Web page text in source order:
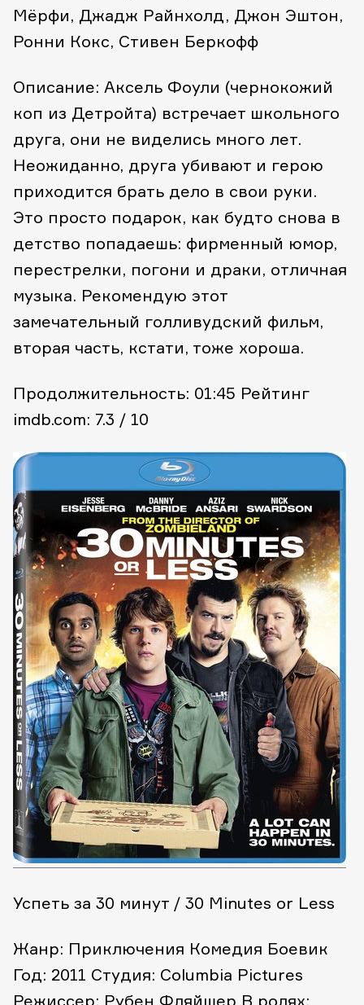
Мёрфи, Джадж Райнхолд, Джон Эштон,
Ронни Кокс, Стивен Беркофф
Описание: Аксель Фоули (чернокожий
коп из Детройта) встречает школьного
друга, они не виделись много лет.
Неожиданно, друга убивают и герою
приходится брать дело в свои руки.
Это просто подарок, как будто снова в
детство попадаешь: фирменный юмор,
перестрелки, погони и драки, отличная
музыка. Рекомендую этот
замечательный голливудский фильм,
вторая часть, кстати, тоже хороша.
Продолжительность: 01:45 Рейтинг
imdb.com: 7.3 / 10
Успеть за 30 минут / 30 Minutes or Less
Жанр: Приключения Комедия Боевик
Год: 2011 Студия: Columbia Pictures
Режиссер: Рубен Фляйшер В ролях: